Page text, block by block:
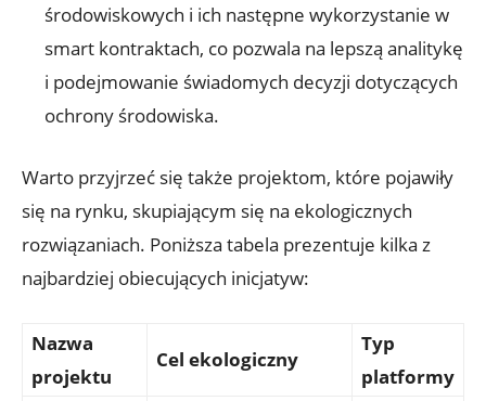
środowiskowych i ‍ich następne wykorzystanie ​w
smart kontraktach,​ co pozwala⁢ na lepszą ​analitykę
‍i⁤ podejmowanie⁣ świadomych ⁤decyzji dotyczących
ochrony ‍środowiska.
Warto przyjrzeć się ⁢także projektom, które pojawiły
się na rynku, skupiającym ⁤się ​na ekologicznych
rozwiązaniach. Poniższa tabela prezentuje kilka z
najbardziej obiecujących inicjatyw:
Nazwa
projektu
Cel ekologiczny
Typ
platformy